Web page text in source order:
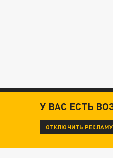
У ВАС ЕСТЬ
ОТКЛЮЧИТЬ РЕКЛАМУ